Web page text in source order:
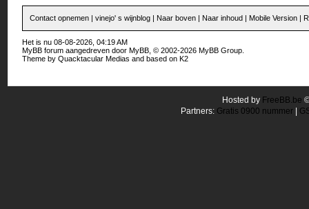
Contact opnemen |vinejo' s wijnblog | Naar boven | Naar inhoud | Mobile Version |
Het is nu 08-08-2026, 04:19 AM
MyBB forum aangedreven doorMyBB , © 2002-2026MyBB Group
Theme byQuacktacular Medias and based onK2
Hosted by FreeBB.be
Partners: Gratis 0900 nummer|